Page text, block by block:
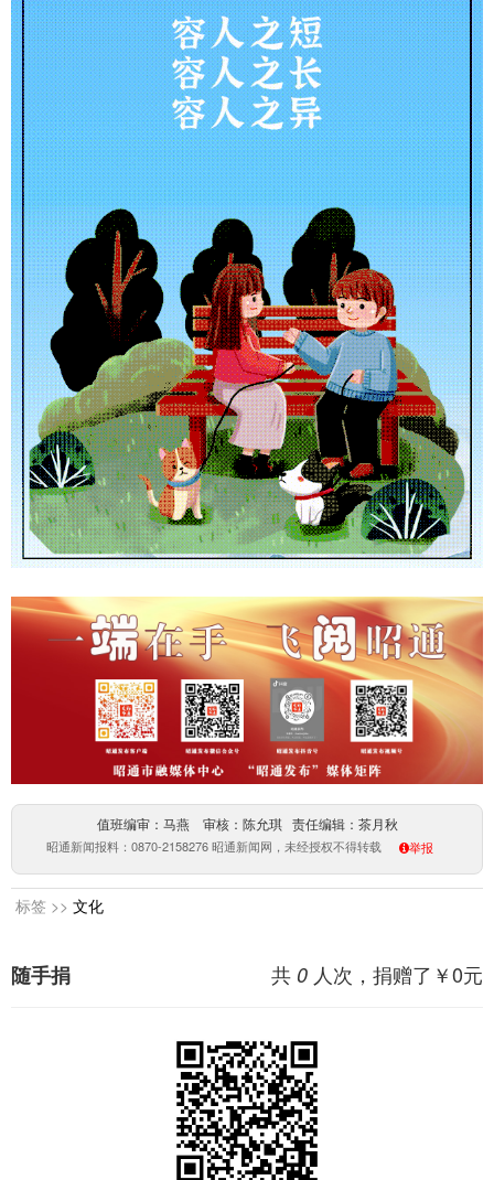
值班编审：马燕 审核：陈允琪 责任编辑：茶月秋
昭通新闻报料：0870-2158276 昭通新闻网，未经授权不得转载 举报
标签 >> 文化
共 0 人次，捐赠了￥0元
随手捐